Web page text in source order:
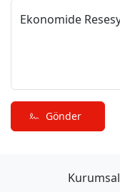
Gönder
Kurumsal